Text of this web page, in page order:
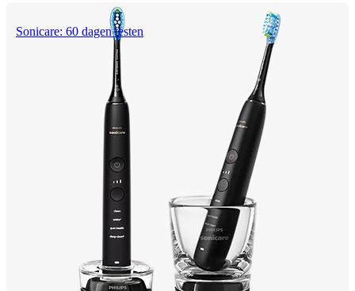
Sonicare: 60 dagen testen